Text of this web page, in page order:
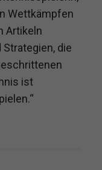
Wettkämpfen
Artikeln
die
ist